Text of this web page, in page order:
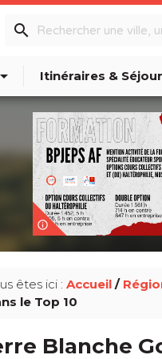
search
arrow_drop_down Itinéraires &
info_outline
êtes ici : Accueil/
le Top 10
Blanche